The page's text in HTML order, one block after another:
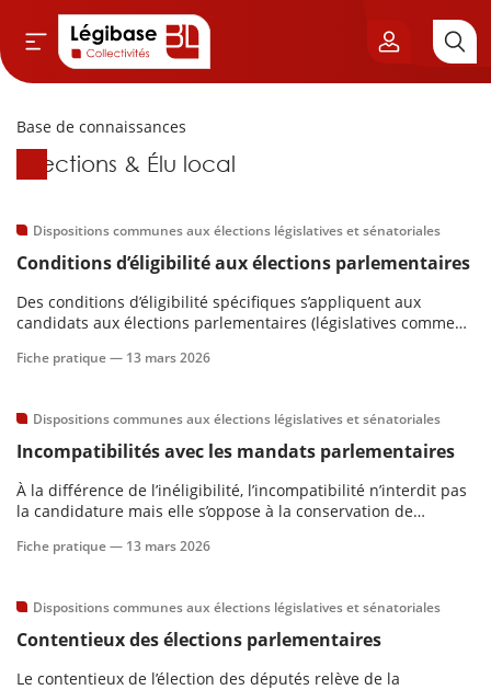
& Cimetières
& Élu local
Finances locales
Base de connaissances
Base de connaissances
Élections & Élu local
Dispositions communes aux élections législatives et sénatoriales
Conditions d’éligibilité aux élections parlementaires
Des conditions d’éligibilité spécifiques s’appliquent aux
candidats aux élections parlementaires (législatives comme
encore le service national. Il existe également des situations
Fiche pratique — 13 mars 2026
Dispositions communes aux élections législatives et sénatoriales
Incompatibilités avec les mandats parlementaires
À la différence de l’inéligibilité, l’incompatibilité n’interdit pas
la candidature mais elle s’oppose à la conservation de
acquise.
Fiche pratique — 13 mars 2026
Dispositions communes aux élections législatives et sénatoriales
Contentieux des élections parlementaires
Le contentieux de l’élection des députés relève de la